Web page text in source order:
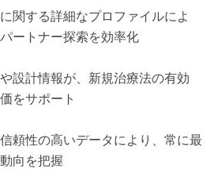
関する詳細なプロファイルによ
ートナー探索を効率化
設計情報が、新規治療法の有効
をサポート
頼性の高いデータにより、常に最
向を把握